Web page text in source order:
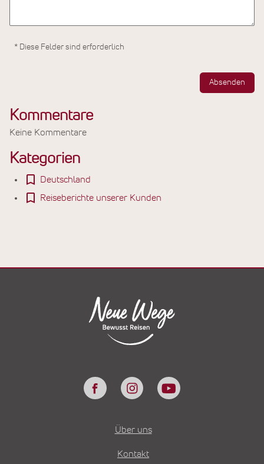
* Diese Felder sind erforderlich
Absenden
Kommentare
Keine Kommentare
Kategorien
Deutschland
Reiseberichte unserer Kunden
Über uns
Kontakt